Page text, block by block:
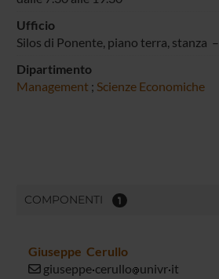
Ufficio
Silos di Ponente, piano terra, stanza –
Dipartimento
Management ; Scienze Economiche
COMPONENTI 1
Giuseppe Cerullo
giuseppe cerullo univr it